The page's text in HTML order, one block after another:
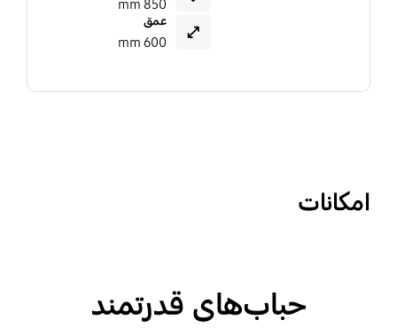
850 mm
عمق
600 mm
امکانات
حباب‌های قدرتمند